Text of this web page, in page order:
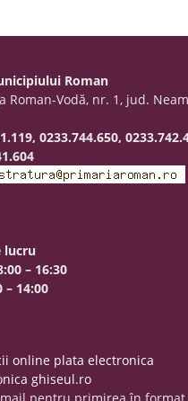
Roman
Roman-Vodă, nr. 1, jud.
0233.744.650,
lucru
– 16:30
– 14:00
online plata electronica
ghiseul.ro